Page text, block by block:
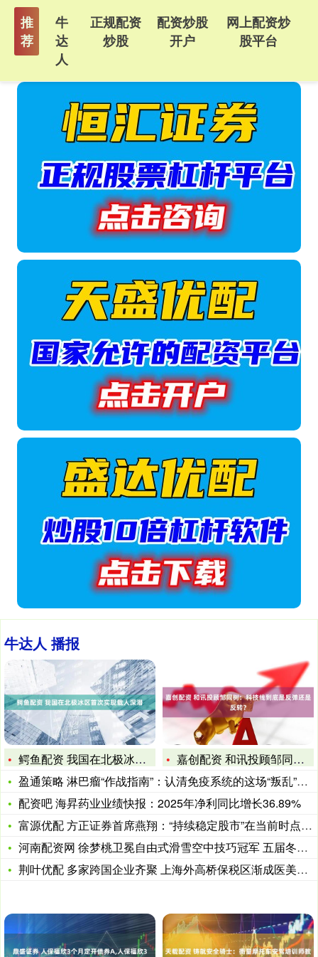
牛达人 播报
鳄鱼配资 我国在北极冰区首次实现载人深潜
嘉创配资 和讯投顾邹同树：科技线到底是反弹还是反转？
盈通策略 淋巴瘤“作战指南”：认清免疫系统的这场“叛乱”与应
配资吧 海昇药业业绩快报：2025年净利同比增长36.89%
富源优配 方正证券首席燕翔：“持续稳定股市”在当前时点具有重
河南配资网 徐梦桃卫冕自由式滑雪空中技巧冠军 五届冬奥终成
荆叶优配 多家跨国企业齐聚 上海外高桥保税区渐成医美企业地区
推
荐
牛
达
人
正规配资
炒股
配资炒股
开户
网上配资炒
股平台